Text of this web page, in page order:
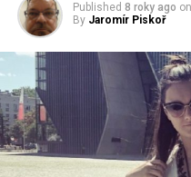
Historie Karpacze (stejně
Poręby) je spojena s
dnešní Belgie již ve
zalíbilo, protože se
drahé kovy. Valoni v této
hlavně pyrit, z nějž
sírovou. Centrem
Poręba, ale osídlili i
Published 8 roky ago on
By Jaromír Piskoř